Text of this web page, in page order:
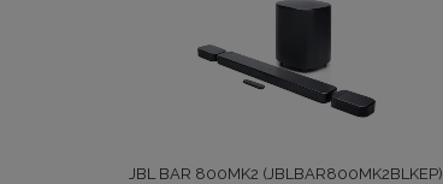
JBL BAR 800MK2 (JBLBAR800MK2BLKEP)